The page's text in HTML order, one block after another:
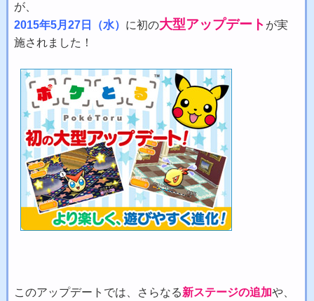
が、
2015年5月27日（水） に初の大型アップデート が実
施されました！
このアップデートでは、さらなる新ステージの追加や、